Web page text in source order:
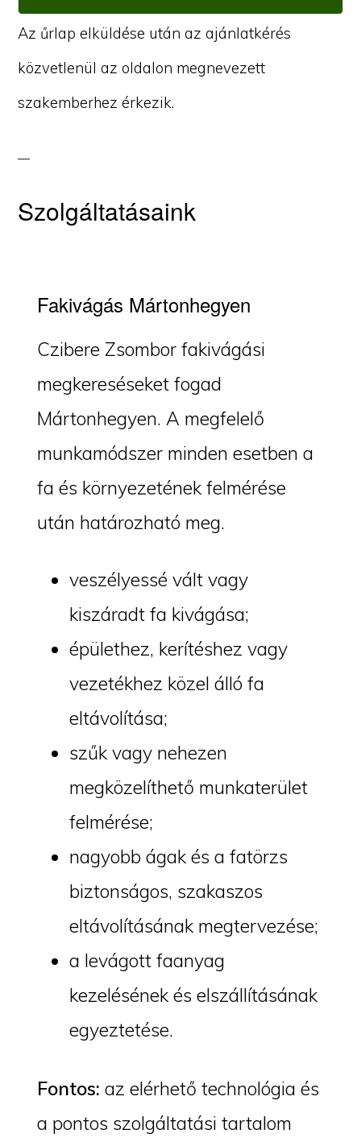
Az űrlap elküldése után az ajánlatkérés
közvetlenül az oldalon megnevezett
szakemberhez érkezik.
Szolgáltatásaink
Fakivágás Mártonhegyen
Czibere Zsombor fakivágási
megkereséseket fogad
Mártonhegyen. A megfelelő
munkamódszer minden esetben a
fa és környezetének felmérése
után határozható meg.
veszélyessé vált vagy
kiszáradt fa kivágása;
épülethez, kerítéshez vagy
vezetékhez közel álló fa
eltávolítása;
szűk vagy nehezen
megközelíthető munkaterület
felmérése;
nagyobb ágak és a fatörzs
biztonságos, szakaszos
eltávolításának megtervezése;
a levágott faanyag
kezelésének és elszállításának
egyeztetése.
Fontos: az elérhető technológia és
a pontos szolgáltatási tartalom